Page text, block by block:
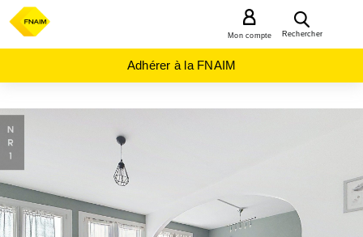
Rechercher
Mon compte
Adhérer à la FNAIM
APPARTEMENT
GRAND-
AUBE
(10)
STE
SAVINE
(10300)